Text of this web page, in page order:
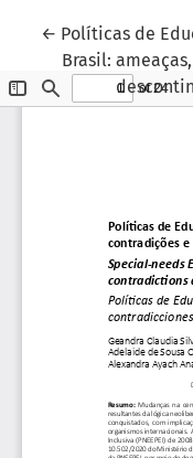
← Voltar aos
Políticas de
Brasil: